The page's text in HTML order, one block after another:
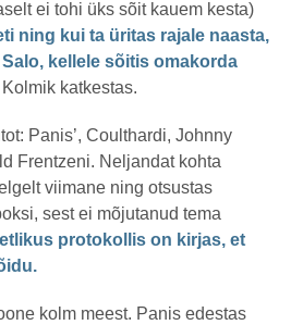
ei tohi üks sõit kauem kesta)
ning kui ta üritas rajale naasta,
kellele sõitis omakorda
Kolmik katkestas.
Panis’, Coulthardi, Johnny
Frentzeni. Neljandat kohta
viimane ning otsustas
sest ei mõjutanud tema
protokollis on kirjas, et
kolm meest. Panis edestas